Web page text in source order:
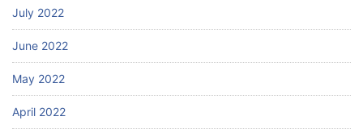
July 2022
June 2022
May 2022
April 2022